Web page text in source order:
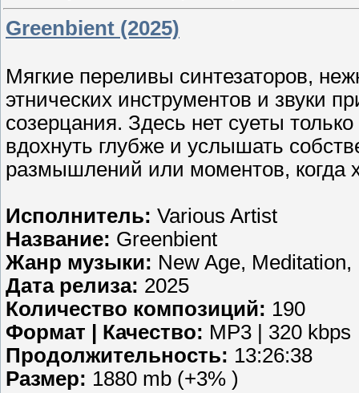
Greenbient (2025)
Мягкие переливы синтезаторов,
этнических инструментов и звуки
созерцания. Здесь нет суеты
вдохнуть глубже и услышать
размышлений или моментов, когда
Исполнитель: Various Artist
Название: Greenbient
Жанр музыки: New Age, Meditation,
Дата релиза: 2025
Количество композиций: 190
Формат | Качество: MP3 | 320 kbps
Продолжительность: 13:26:38
Размер: 1880 mb (+3% )